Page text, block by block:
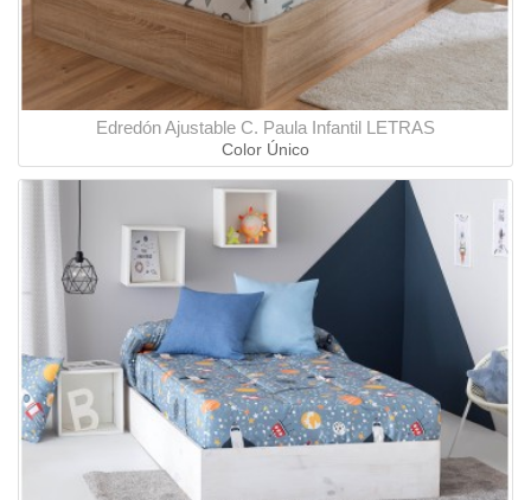
Edredón Ajustable C. Paula Infantil LETRAS
Color Único